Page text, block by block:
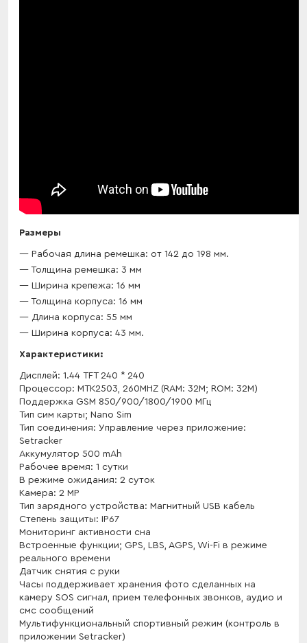
Размеры
Рабочая длина ремешка: от 142 до 198 мм.
Толщина ремешка: 3 мм
Ширина крепежа: 16 мм
Толщина корпуса: 16 мм
Длина корпуса: 55 мм
Ширина корпуса: 43 мм.
Характеристики:
Дисплей: 1.44 TFT 240 * 240
Процессор: MTK2503, 260MHZ (RAM: 32M; ROM: 32M)
Поддержка GSM 850/900/1800/1900 МГц
Тип сим карты; Nano Sim
Тип соединения: Управление через приложение:
Setracker
Аккумулятор 500 mAh
Рабочее время: 1 сутки
В режиме ожидания: 2 суток
Камера: 2 МP
Тип зарядного устройства: Магнитный USB кабель
Степень защиты: IP67
Мониторинг активности сна
Встроенные функции; GPS, LBS, AGPS, Wi-Fi в режиме
реального времени
Датчик снятия с руки
Часы поддерживает хранения фото сделанных на
камеру SOS сигнал, прием телефонных звонков, аудио и
смс сообщений
Мультифункциональный спортивный режим (контроль в
приложении Setracker)